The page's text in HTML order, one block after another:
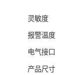
灵敏度
报警温度
电气接口
产品尺寸